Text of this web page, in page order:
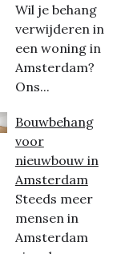
Wil je behang
verwijderen in
een woning in
Amsterdam?
Ons...
Bouwbehang
voor
nieuwbouw in
Amsterdam
Steeds meer
mensen in
Amsterdam